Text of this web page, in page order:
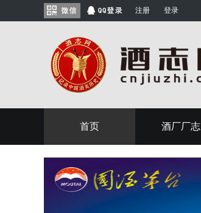
注册 登录
首页 酒厂厂志